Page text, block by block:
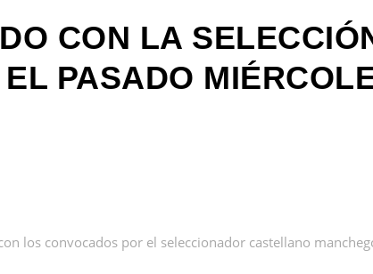
CON LA
PASADO
los convocados por el seleccionador castellano